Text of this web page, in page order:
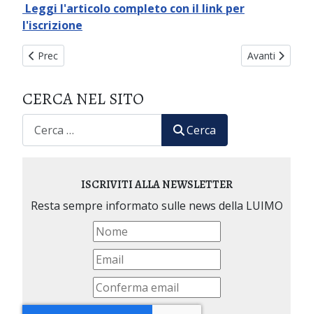
Leggi l'articolo completo con il link per
l'iscrizione
Articolo precedente: Presentazione del progetto editoriale
Prec Articolo
Avanti
CERCA NEL SITO
Cerca
ISCRIVITI ALLA NEWSLETTER
Resta sempre informato sulle news della LUIMO